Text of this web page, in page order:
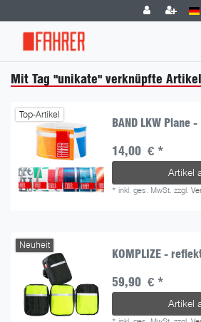
Mit Tag "unikate" verknüpfte Artikel
Top-Artikel
BAND LKW Plane
14,00 € *
Artikel
*inkl. ges. MwSt. zzgl.
Neuheit
KOMPLIZE -
59,90 € *
Artikel